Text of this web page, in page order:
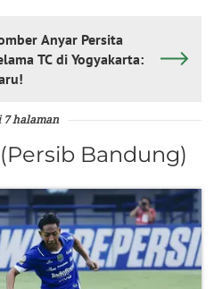
Anyar Persita
TC di Yogyakarta:
7 halaman
Bandung)